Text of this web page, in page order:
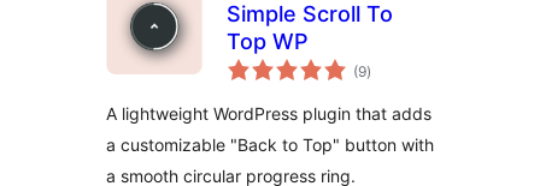
Simple Scroll To
Top WP
(9arvosanat
yhteensä
)
A lightweight WordPress plugin that adds
a customizable "Back to Top" button with
a smooth circular progress ring.